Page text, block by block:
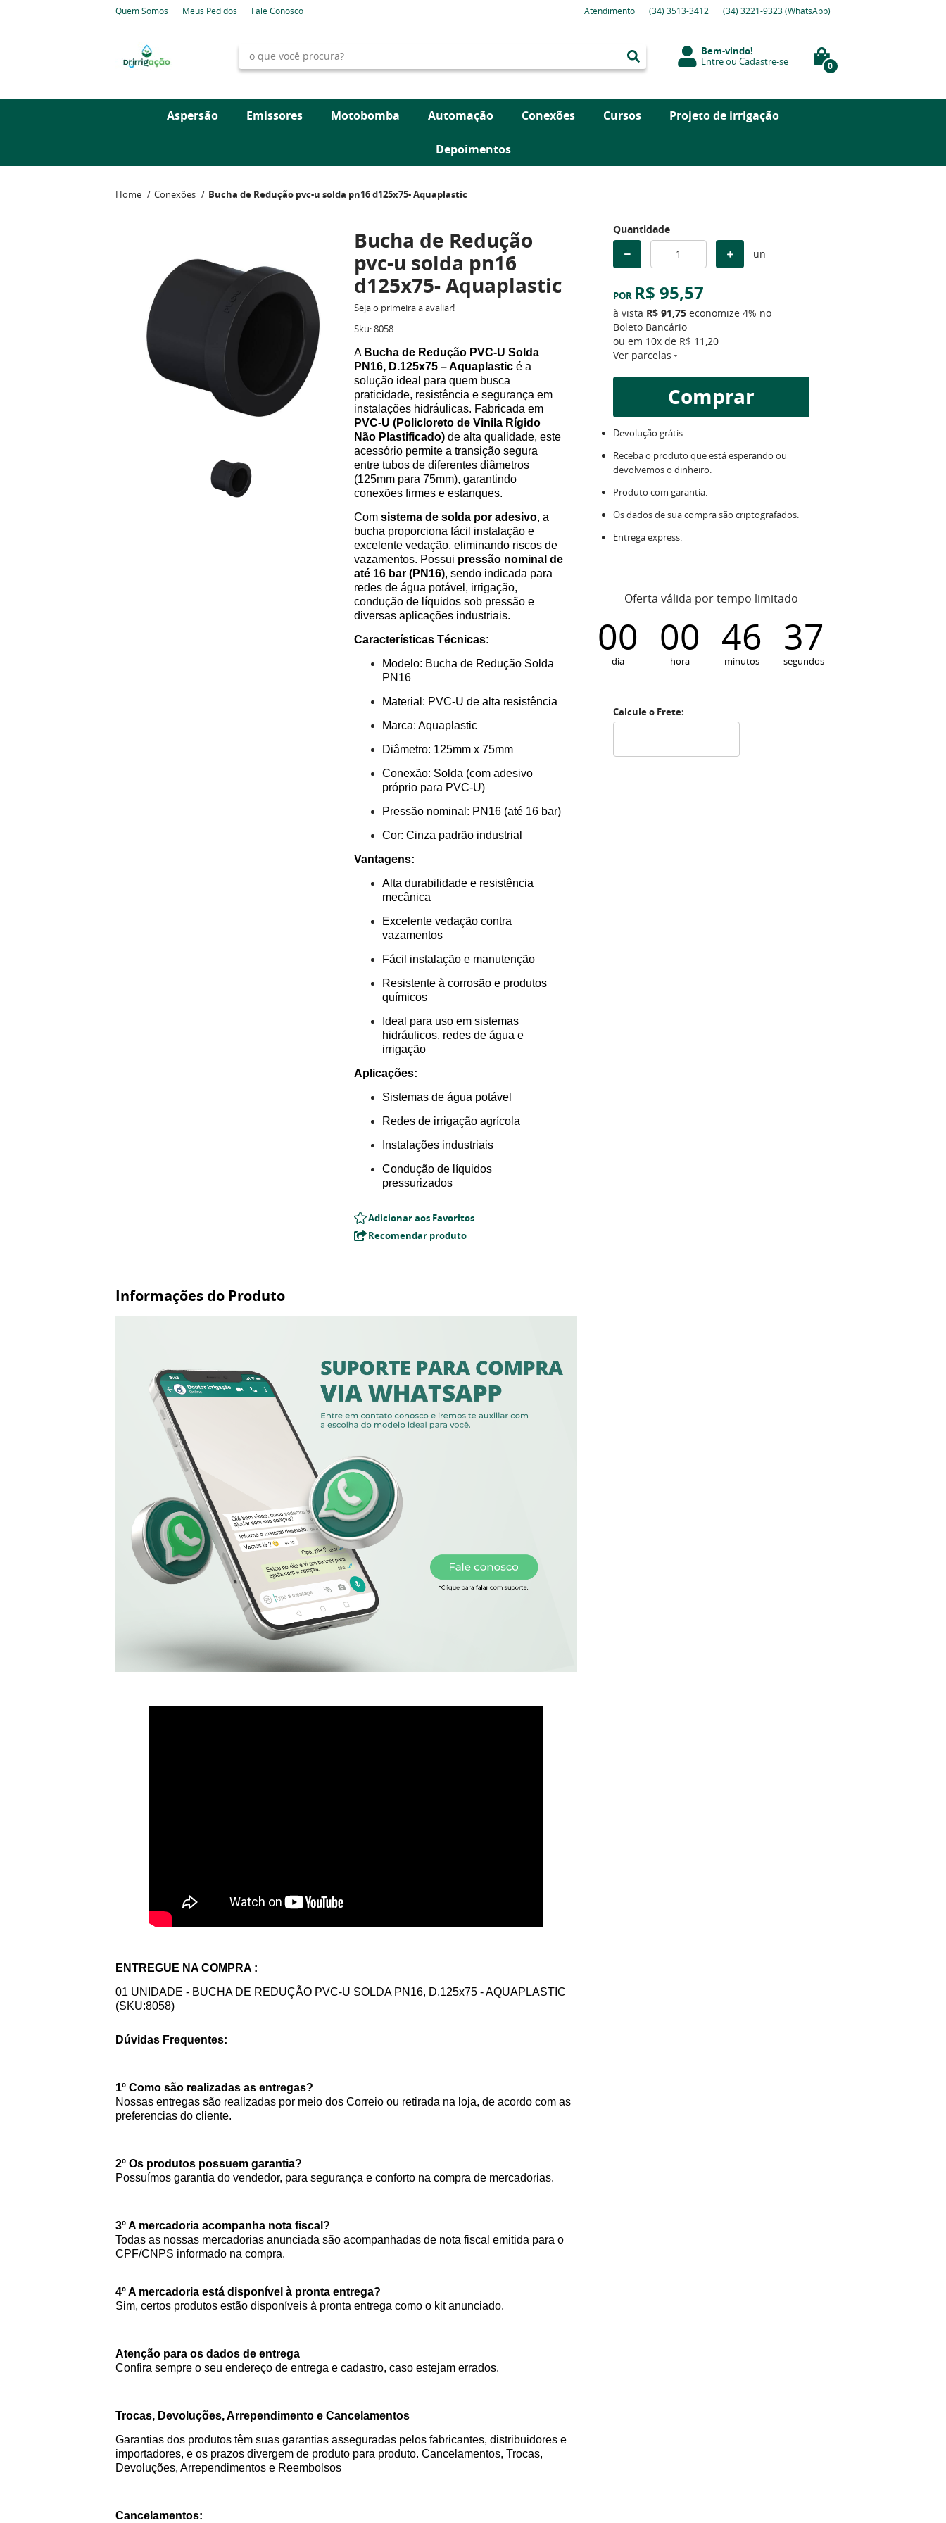
Quem Somos Meus Pedidos Fale Conosco Atendimento (34) 3513-3412 (34) 3221-9323(WhatsApp)
Bem-vindo!
EntreouCadastre-se 0
Aspersão Emissores Motobomba Automação Conexões Cursos Projeto de irrigação
Depoimentos
Home Conexões Bucha de Redução pvc-u solda pn16 d125x75- Aquaplastic
Bucha de Redução
pvc-u solda pn16
d125x75- Aquaplastic
Seja o primeira a avaliar!
Sku:8058
A Bucha de Redução PVC-U Solda
PN16, D.125x75 – Aquaplasticé a
solução ideal para quem busca
praticidade, resistência e segurança em
instalações hidráulicas. Fabricada em
PVC-U (Policloreto de Vinila Rígido
Não Plastificado)de alta qualidade, este
acessório permite a transição segura
entre tubos de diferentes diâmetros
(125mm para 75mm), garantindo
conexões firmes e estanques.
Com sistema de solda por adesivo, a
bucha proporciona fácil instalação e
excelente vedação, eliminando riscos de
vazamentos. Possui pressão nominal de
até 16 bar (PN16), sendo indicada para
redes de água potável, irrigação,
condução de líquidos sob pressão e
diversas aplicações industriais.
Características Técnicas:
Modelo: Bucha de Redução Solda
PN16
Material: PVC-U de alta resistência
Marca: Aquaplastic
Diâmetro: 125mm x 75mm
Conexão: Solda (com adesivo
próprio para PVC-U)
Pressão nominal: PN16 (até 16 bar)
Cor: Cinza padrão industrial
Vantagens:
Alta durabilidade e resistência
mecânica
Excelente vedação contra
vazamentos
Fácil instalação e manutenção
Resistente à corrosão e produtos
químicos
Ideal para uso em sistemas
hidráulicos, redes de água e
irrigação
Aplicações:
Sistemas de água potável
Redes de irrigação agrícola
Instalações industriais
Condução de líquidos
pressurizados
Adicionar aos Favoritos
Recomendar produto
Quantidade
un
POR R$ 95,57
à vista R$ 91,75 economize4% no
Boleto Bancário
ou em 10x de R$ 11,20
Ver parcelas
Comprar
Devolução grátis.
Receba o produto que está esperando ou
devolvemos o dinheiro.
Produto com garantia.
Os dados de sua compra são criptografados.
Entrega express.
Oferta válida por tempo limitado
00
dia
00
hora
46
minutos
36
segundos
Calcule o Frete:
Informações do Produto
ENTREGUE NA COMPRA :
01 UNIDADE - BUCHA DE REDUÇÃO PVC-U SOLDA PN16, D.125x75 - AQUAPLASTIC
(SKU:8058)
Dúvidas Frequentes:
1º Como são realizadas as entregas?
Nossas entregas são realizadas por meio dos Correio ou retirada na loja, de acordo com as
preferencias do cliente.
2º Os produtos possuem garantia?
Possuímos garantia do vendedor, para segurança e conforto na compra de mercadorias.
3º A mercadoria acompanha nota fiscal?
Todas as nossas mercadorias anunciada são acompanhadas de nota fiscal emitida para o
CPF/CNPS informado na compra.
4º A mercadoria está disponível à pronta entrega?
Sim, certos produtos estão disponíveis à pronta entrega como o kit anunciado.
Atenção para os dados de entrega
Confira sempre o seu endereço de entrega e cadastro, caso estejam errados.
Trocas, Devoluções, Arrependimento e Cancelamentos
Garantias dos produtos têm suas garantias asseguradas pelos fabricantes, distribuidores e
importadores, e os prazos divergem de produto para produto. Cancelamentos, Trocas,
Devoluções, Arrependimentos e Reembolsos
Cancelamentos: